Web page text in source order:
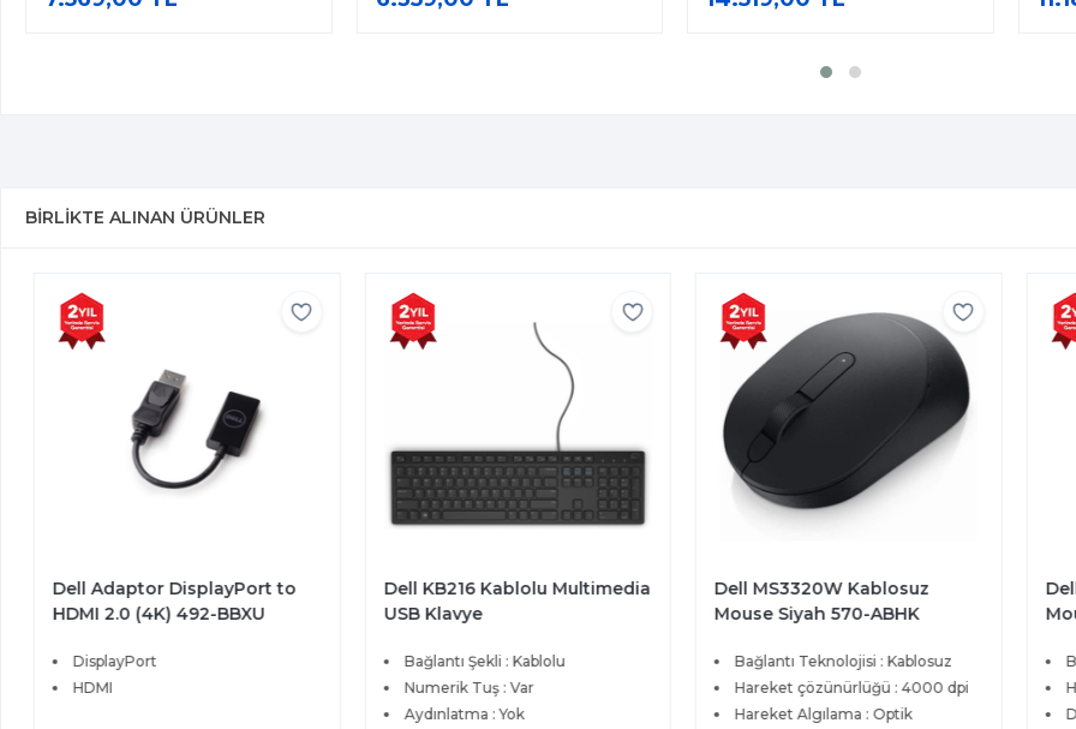
BIRLIKTE ALINAN ÜRÜNLER
Dell Adaptor DisplayPort to
HDMI 2.0 (4K) 492-BBXU
DisplayPort
HDMI
Dell KB216 Kablolu Multimedia
USB Klavye
Bağlantı Şekli : Kablolu
Numerik Tuş : Var
Aydınlatma : Yok
Dell MS3320W Kablosuz
Mouse Siyah 570-ABHK
Bağlantı Teknolojisi : Kablosuz
Hareket çözünürlüğü : 4000 dpi
Hareket Algılama : Optik